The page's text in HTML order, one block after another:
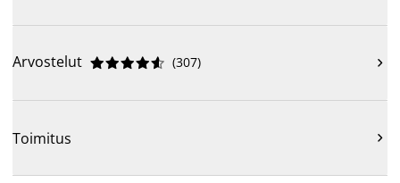
Arvostelut 




 (307) 
Toimitus 